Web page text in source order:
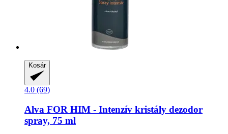
Kosár
4.0 (69)
Alva FOR HIM -​ Intenzív kristály dezodor
spray, 75 ml